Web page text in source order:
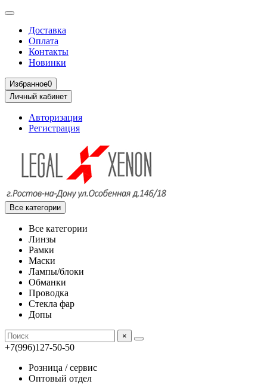
Доставка
Оплата
Контакты
Новинки
Избранное0
Личный кабинет
Авторизация
Регистрация
Все категории
Все категории
Линзы
Рамки
Маски
Лампы/блоки
Обманки
Проводка
Стекла фар
Допы
×
+7(996)127-50-50
Розница / сервис
Оптовый отдел